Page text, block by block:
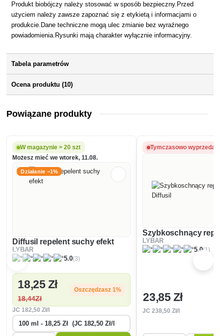
Produkt biobójczy należy stosować w sposób bezpieczny.Przed
użyciem należy zawsze zapoznać się z etykietą i informacjami o
produkcie.Dane techniczne mogą ulec zmianie bez wyraźnego
powiadomienia.Rysunki mają charakter wyłącznie informacyjny.
Tabela parametrów
Ocena produktu (10)
Powiązane produkty
W magazynie > 20 szt
Możesz mieć we wtorek, 11.08.
Działanie −1%
Diffusil repelent suchy efekt
LYBAR
5.0(3)
18,25 Zł
18,44Zł
Oszczędzasz 1%
JC182,50 Zł/l
Tymczasowo
Szybkoschnący
LYBAR
5.0(1)
23,85 Zł
JC238,50 Zł/l